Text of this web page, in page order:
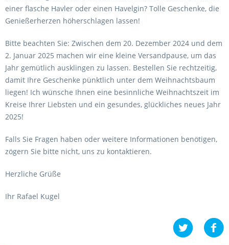
einer flasche Havler oder einen Havelgin? Tolle Geschenke, die
Genießerherzen höherschlagen lassen!
Bitte beachten Sie: Zwischen dem 20. Dezember 2024 und dem
2. Januar 2025 machen wir eine kleine Versandpause, um das
Jahr gemütlich ausklingen zu lassen. Bestellen Sie rechtzeitig,
damit Ihre Geschenke pünktlich unter dem Weihnachtsbaum
liegen! Ich wünsche Ihnen eine besinnliche Weihnachtszeit im
Kreise Ihrer Liebsten und ein gesundes, glückliches neues Jahr
2025!
Falls Sie Fragen haben oder weitere Informationen benötigen,
zögern Sie bitte nicht, uns zu kontaktieren.
Herzliche Grüße
Ihr Rafael Kugel